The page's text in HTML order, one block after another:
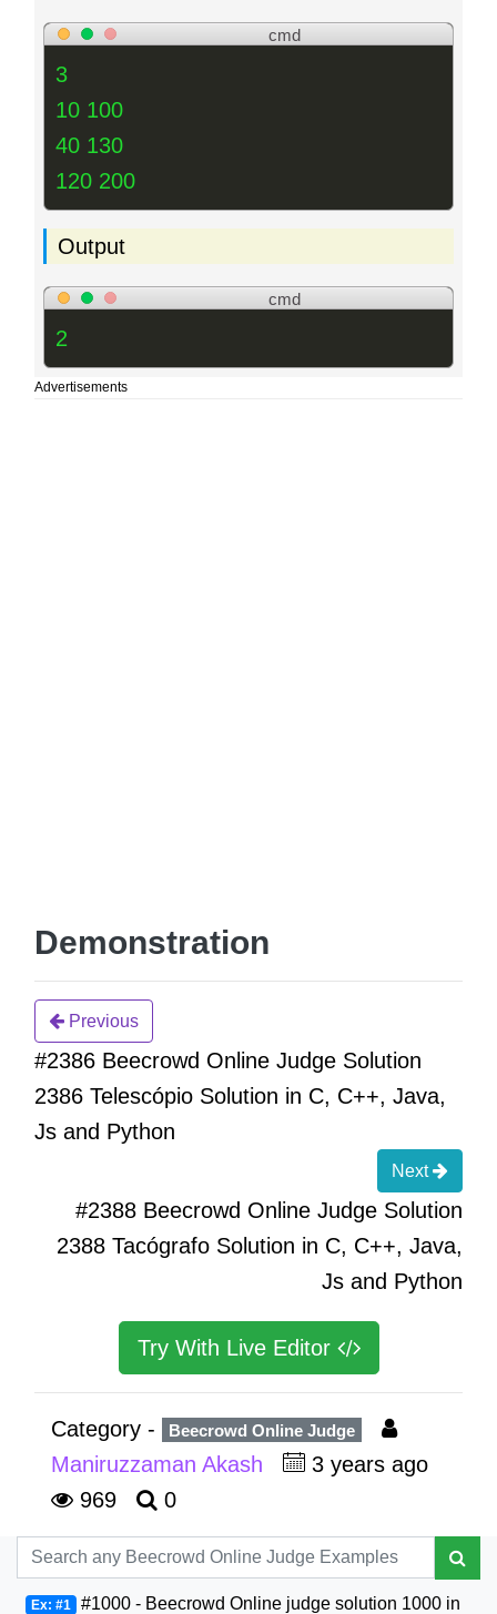
cmd
3
10 100
40 130
120 200
Output
cmd
2
Advertisements
Demonstration
Previous
#2386 Beecrowd Online Judge Solution
2386 Telescópio Solution in C, C++, Java,
Js and Python
Next
#2388 Beecrowd Online Judge Solution
2388 Tacógrafo Solution in C, C++, Java,
Js and Python
Try With Live Editor
Category - Beecrowd Online Judge
Maniruzzaman Akash
3 years ago
969
0
Ex: #1 #1000 - Beecrowd Online judge solution 1000 in